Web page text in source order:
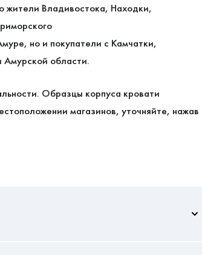
жители Владивостока, Находки,
но и покупатели с Камчатки,
области.
Образцы корпуса кровати
магазинов, уточняйте, нажав